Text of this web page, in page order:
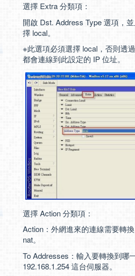
選擇 Extra 分類項：
開啟 Dst. Address Type 選項，
擇 local。
※此選項必須選擇 local，否則透
都會連線到此設定的 IP 位址。
選擇 Action 分類項：
Action：外網進來的連線需要轉
nat。
To Addresses：輸入要轉換到哪
192.168.1.254 這台伺服器。